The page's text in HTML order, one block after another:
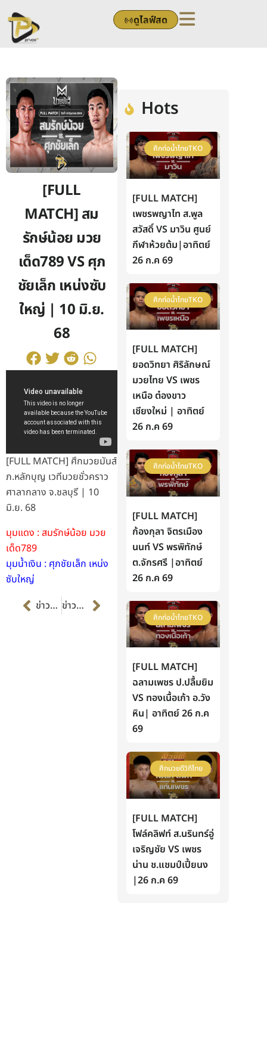
to
content
ดูไลฟ์สด
[FULL
MATCH] สม
รักษ์น้อย มวย
เด็ด789 VS ศุภ
ชัยเล็ก เหน่งซับ
ใหญ่ | 10 มิ.ย.
68
[FULL MATCH] ศึกมวยมันส์
ภ.หลักบุญ เวทีมวยชั่วคราว
ศาลากลาง จ.ชลบุรี | 10
มิ.ย. 68
มุมแดง : สมรักษ์น้อย มวย
เด็ด789
มุมน้ำเงิน : ศุภชัยเล็ก เหน่ง
ซับใหญ่
Prevข่าวก่อนหน้า ข่าวต่อไป Next
Hots
ศึกท่อน้ำไทยTKO
[FULL MATCH]
เพชรพญาไท ส.พูล
สวัสดิ์ VS มาวิน ศูนย์
กีฬาห้วยต้ม|อาทิตย์
26 ก.ค 69
ศึกท่อน้ำไทยTKO
[FULL MATCH]
ยอดวิทยา ศิริลักษณ์
มวยไทย VS เพชร
เหนือ ต๋องขาว
เชียงใหม่ | อาทิตย์
26 ก.ค 69
ศึกท่อน้ำไทยTKO
[FULL MATCH]
ก้องกุลา จิตรเมือง
นนท์ VS พรพิทักษ์
ต.จักรศรี |อาทิตย์
26 ก.ค 69
ศึกท่อน้ำไทยTKO
[FULL MATCH]
ฉลามเพชร ป.ปลื้มยิม
VS ทองเนื้อเก้า อ.วัง
หิน| อาทิตย์ 26 ก.ค
69
ศึกมวยดีวิถีไทย
[FULL MATCH]
โฟล์คลิฟท์ ส.นรินทร์อู่
เจริญชัย VS เพชร
น่าน ช.แชมป์เปี้ยนง
|26 ก.ค 69